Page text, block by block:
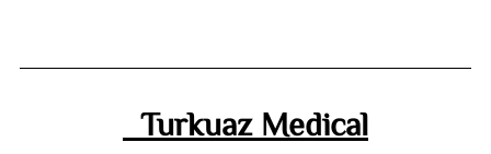
  Turkuaz Medical